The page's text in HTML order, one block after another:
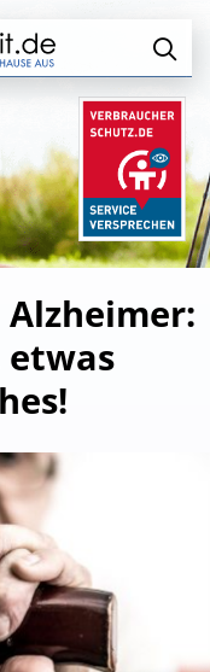
etwas